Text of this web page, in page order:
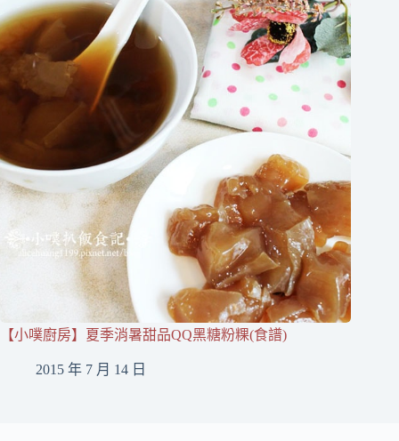
【小噗廚房】夏季消暑甜品QQ黑糖粉粿(食譜)
2015 年 7 月 14 日